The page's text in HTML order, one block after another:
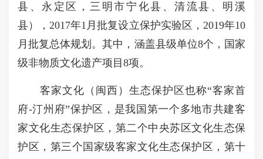
县、永定区，三明市宁化县、清流县、明溪
县），2017年1月批复设立保护实验区，2019年10
月批复总体规划。其中，涵盖县级单位8个，国家
级非物质文化遗产项目8项。
客家文化（闽西）生态保护区也称“客家首
府-汀州府”保护区，是我国第一个多地市共建客
家文化生态保护区，第二个中央苏区文化生态保
护区，第三个国家级客家文化生态保护区，第十